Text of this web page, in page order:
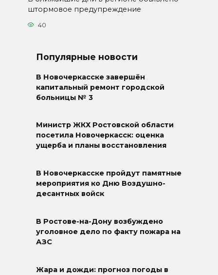
штормовое предупреждение
40
Популярные новости
В Новочеркасске завершён
капитальный ремонт городской
больницы № 3
Министр ЖКХ Ростовской области
посетила Новочеркасск: оценка
ущерба и планы восстановления
В Новочеркасске пройдут памятные
мероприятия ко Дню Воздушно-
десантных войск
В Ростове-на-Дону возбуждено
уголовное дело по факту пожара на
АЗС
Жара и дожди: прогноз погоды в